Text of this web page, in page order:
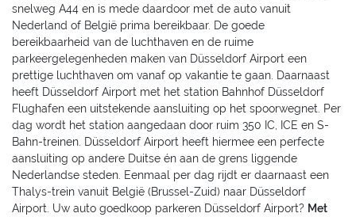
snelweg A44 en is mede daardoor met de auto vanuit
Nederland of België prima bereikbaar. De goede
bereikbaarheid van de luchthaven en de ruime
parkeergelegenheden maken van Düsseldorf Airport een
prettige luchthaven om vanaf op vakantie te gaan. Daarnaast
heeft Düsseldorf Airport met het station Bahnhof Düsseldorf
Flughafen een uitstekende aansluiting op het spoorwegnet. Per
dag wordt het station aangedaan door ruim 350 IC, ICE en S-
Bahn-treinen. Düsseldorf Airport heeft hiermee een perfecte
aansluiting op andere Duitse én aan de grens liggende
Nederlandse steden. Eenmaal per dag rijdt er daarnaast een
Thalys-trein vanuit België (Brussel-Zuid) naar Düsseldorf
Airport. Uw auto goedkoop parkeren Düsseldorf Airport? Met